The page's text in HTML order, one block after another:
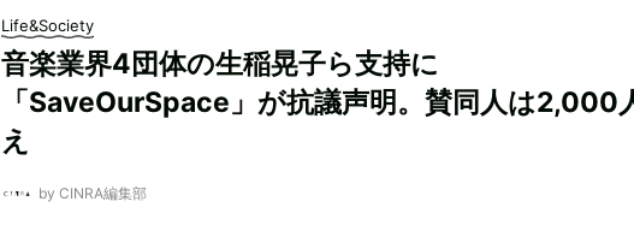
Life&Society
音楽業界4団体の生稲晃子ら支持に
「SaveOurSpace」が抗議声明。賛同人は2,000
え
by CINRA編集部